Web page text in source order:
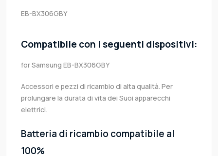
EB-BX306GBY
Compatibile con i seguenti dispositivi:
for Samsung EB-BX306GBY
Accessori e pezzi di ricambio di alta qualità. Per
prolungare la durata di vita dei Suoi apparecchi
elettrici.
Batteria di ricambio compatibile al
100%